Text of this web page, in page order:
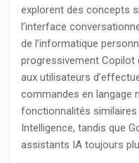
explorent des concepts
l’interface
de l’informatique
progressivement Copilot
aux utilisateurs
commandes en langage
fonctionnalités similaires
Intelligence, tandis que
assistants IA toujours